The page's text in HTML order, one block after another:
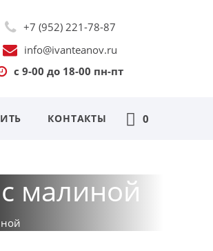
+7 (952) 221-78-87
info@ivanteanov.ru
с 9-00 до 18-00 пн-пт
КОНТАКТЫ 0
малиной